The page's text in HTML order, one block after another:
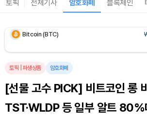
토픽 전체기사 암호화폐 블록체인
Ethereum (ETH)
Tether USDt (USDT)
BNB (BNB)
USDC (USDC)
토픽 파생상품 암호화폐
[선물 고수 PICK] 비트코인 롱
TST·WLDP 등 일부 알트 80%